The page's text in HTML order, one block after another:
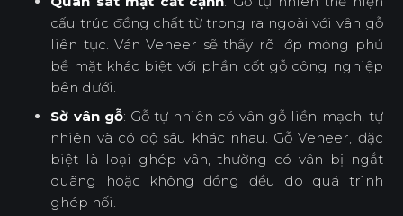
cấu trúc đồng chất từ trong ra ngoài với vân gỗ
liên tục. Ván Veneer sẽ thấy rõ lớp mỏng phủ
bề mặt khác biệt với phần cốt gỗ công nghiệp
bên dưới.
Sờ vân gỗ: Gỗ tự nhiên có vân gỗ liền mạch, tự
nhiên và có độ sâu khác nhau. Gỗ Veneer, đặc
biệt là loại ghép vân, thường có vân bị ngắt
quãng hoặc không đồng đều do quá trình
ghép nối.